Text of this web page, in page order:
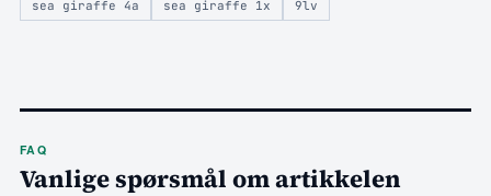
sea giraffe 4a
sea giraffe 1x 9lv
FAQ
Vanlige spørsmål om artikkelen